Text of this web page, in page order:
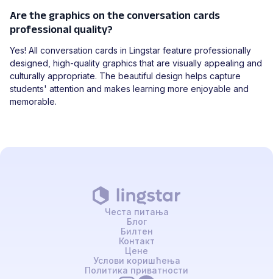
Are the graphics on the conversation cards
professional quality?
Yes! All conversation cards in Lingstar feature professionally
designed, high-quality graphics that are visually appealing and
culturally appropriate. The beautiful design helps capture
students' attention and makes learning more enjoyable and
memorable.
Честа питања
Блог
Билтен
Контакт
Цене
Услови коришћења
Политика приватности